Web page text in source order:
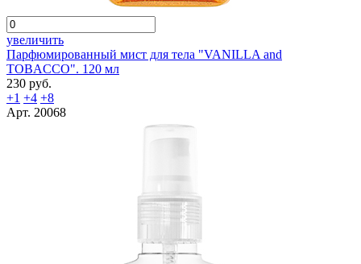
увеличить
Парфюмированный мист для тела "VANILLA and
TOBACCO". 120 мл
230 руб.
+1 +4 +8
Арт. 20068